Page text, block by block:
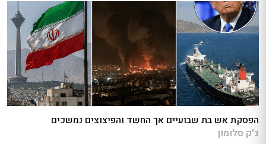
הפסקת אש בת שבועיים אך החשד והפיצוצים נמשכים
ג'ק סלומון